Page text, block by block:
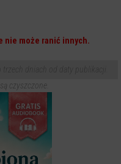
nie może ranić innych.
czyszczone.